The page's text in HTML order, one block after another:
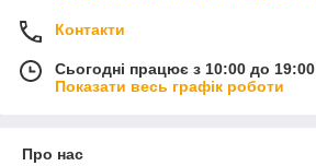
Контакти
Сьогодні працює з 10:00 до 19:00
Показати весь графік роботи
Про нас